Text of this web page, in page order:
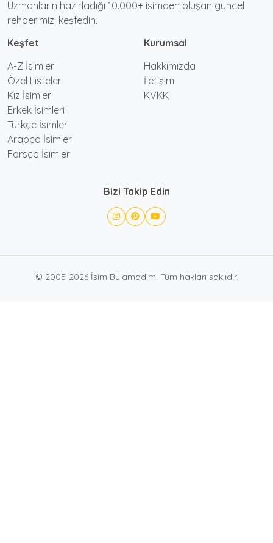
Uzmanların hazırladığı 10.000+ isimden oluşan güncel
rehberimizi keşfedin.
Keşfet
A-Z İsimler
Özel Listeler
Kız İsimleri
Erkek İsimleri
Türkçe İsimler
Arapça İsimler
Farsça İsimler
Kurumsal
Hakkımızda
İletişim
KVKK
Bizi Takip Edin
© 2005-2026 İsim Bulamadım. Tüm hakları saklıdır.